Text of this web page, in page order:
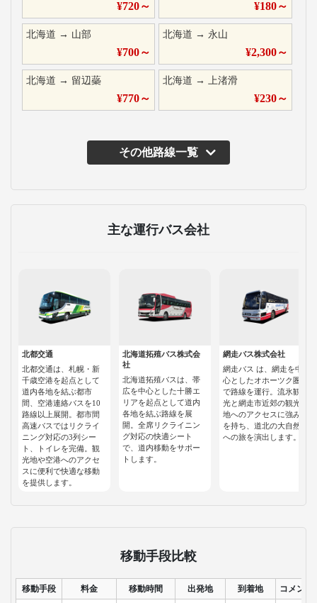
¥720～ ¥180～
北海道 → 山部
¥700～
北海道 → 永山
¥2,300～
北海道 → 留辺蘂
¥770～
北海道 →上渚滑
¥230～
その他路線一覧
主な運行バス会社
北都交通
北都交通は、札幌・新
千歳空港を起点として
道内各地を結ぶ都市
間、空港連絡バスを10
路線以上展開。都市間
高速バスではリクライ
ニング対応の3列シー
ト、トイレを完備。観
光地や空港へのアクセ
スに便利で快適な移動
を提供します。
北海道拓殖バス株式会
社
北海道拓殖バスは、帯
広を中心とした十勝エ
リアを起点として道内
各地を結ぶ路線を展
開。全席リクライニン
グ対応の快適シート
で、道内移動をサポー
トします。
網走バス株式会社
網走バス は、網走を中
心としたオホーツク圏
で路線を運行。流氷観
光と網走市近郊の観光
地へのアクセスに強み
を持ち、道北の大自然
への旅を演出します。
移動手段比較
移動手段 料金 移動時間 出発地 到着地 コメント